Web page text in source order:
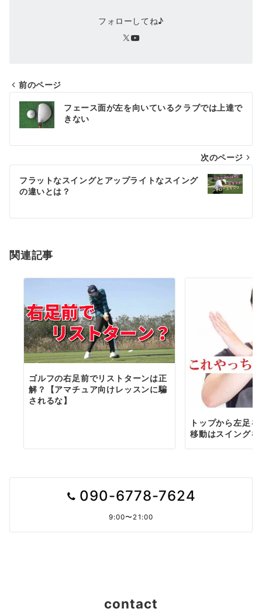
フォローしてね♪
投
稿
ビ
ゲ
シ
ン
前のページ
フェース面が左を向いているクラブでは上達で
きない
次のページ
フラットなスイングとアップライトなスイング
の違いとは？
関連記事
ゴルフの右足前でリストターンは正
解？【アマチュア向けレッスンに騙
されるな】
トップから左足
移動はスイングを
090-6778-7624
9:00〜21:00
contact